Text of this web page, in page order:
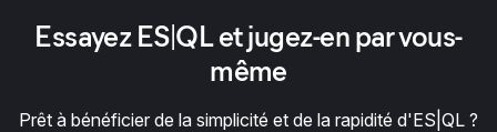
Essayez ES|QL et jugez-en par vous-
même
Prêt à bénéficier de la simplicité et de la rapidité d'ES|QL ?